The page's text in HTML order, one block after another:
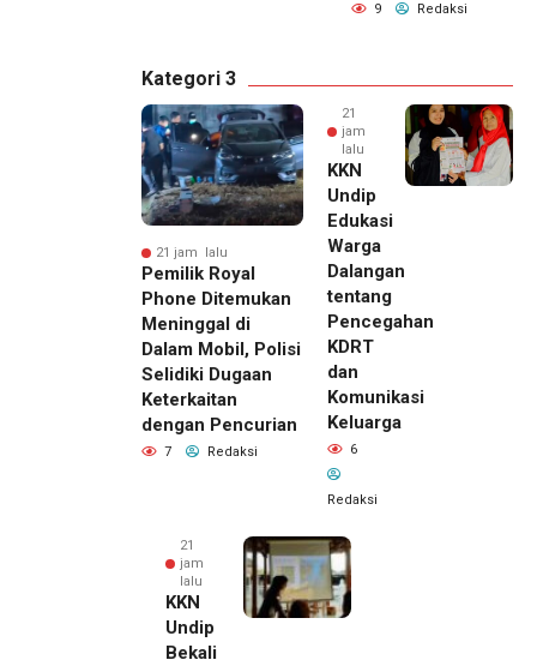
9 Redaksi
Kategori 3
21 jam lalu
Pemilik Royal
Phone Ditemukan
Meninggal di
Dalam Mobil, Polisi
Selidiki Dugaan
Keterkaitan
dengan Pencurian
7 Redaksi
21
jam
lalu
KKN
Undip
Edukasi
Warga
Dalangan
tentang
Pencegahan
KDRT
dan
Komunikasi
Keluarga
6
Redaksi
21
jam
lalu
KKN
Undip
Bekali